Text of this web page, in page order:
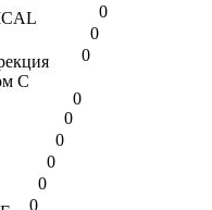
0
0
0
С
0
0
0
0
0
0